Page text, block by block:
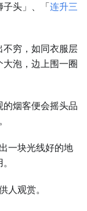
子头」、「连升三
不穷，如同衣服层
泡，边上围一圈
烟客便会摇头品
一块光线好的地
人观赏。